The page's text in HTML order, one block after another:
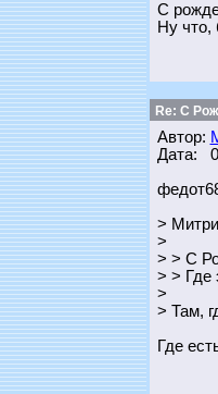
С
Ну что,
Re: С
Автор:
Дата:
>
>
> > С
> > Где
>
> Там,
Где